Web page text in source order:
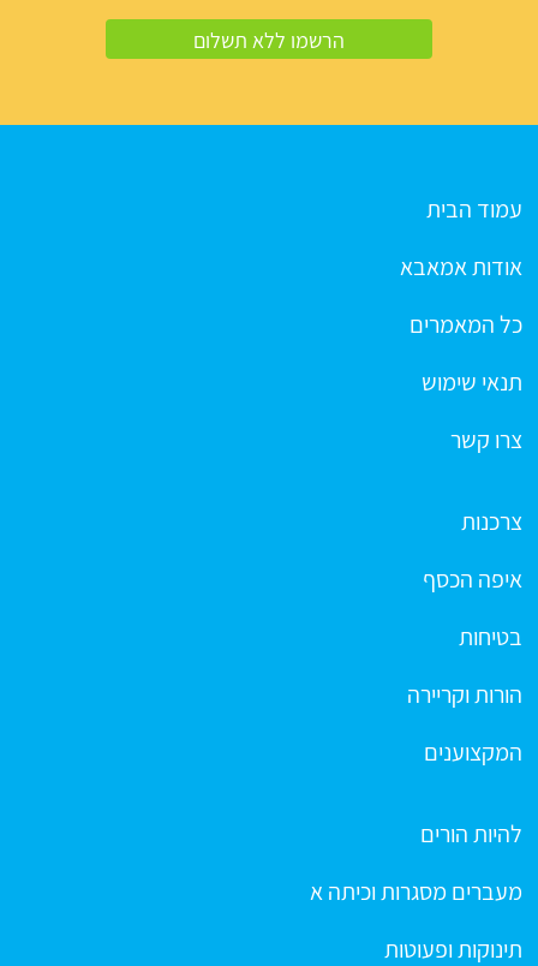
עמוד הבית
אודות אמאבא
כל המאמרים
תנאי שימוש
צרו קשר
צרכנות
איפה הכסף
בטיחות
הורות וקריירה
המקצוענים
להיות הורים
מעברים מסגרות וכיתה א
תינוקות ופעוטות